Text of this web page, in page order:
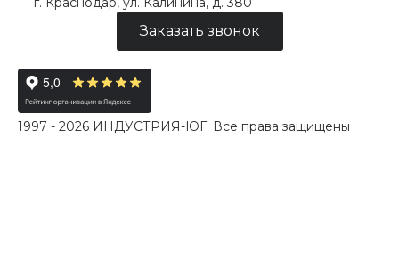
Заказать звонок
1997 - 2026 ИНДУСТРИЯ-ЮГ. Все права защищены